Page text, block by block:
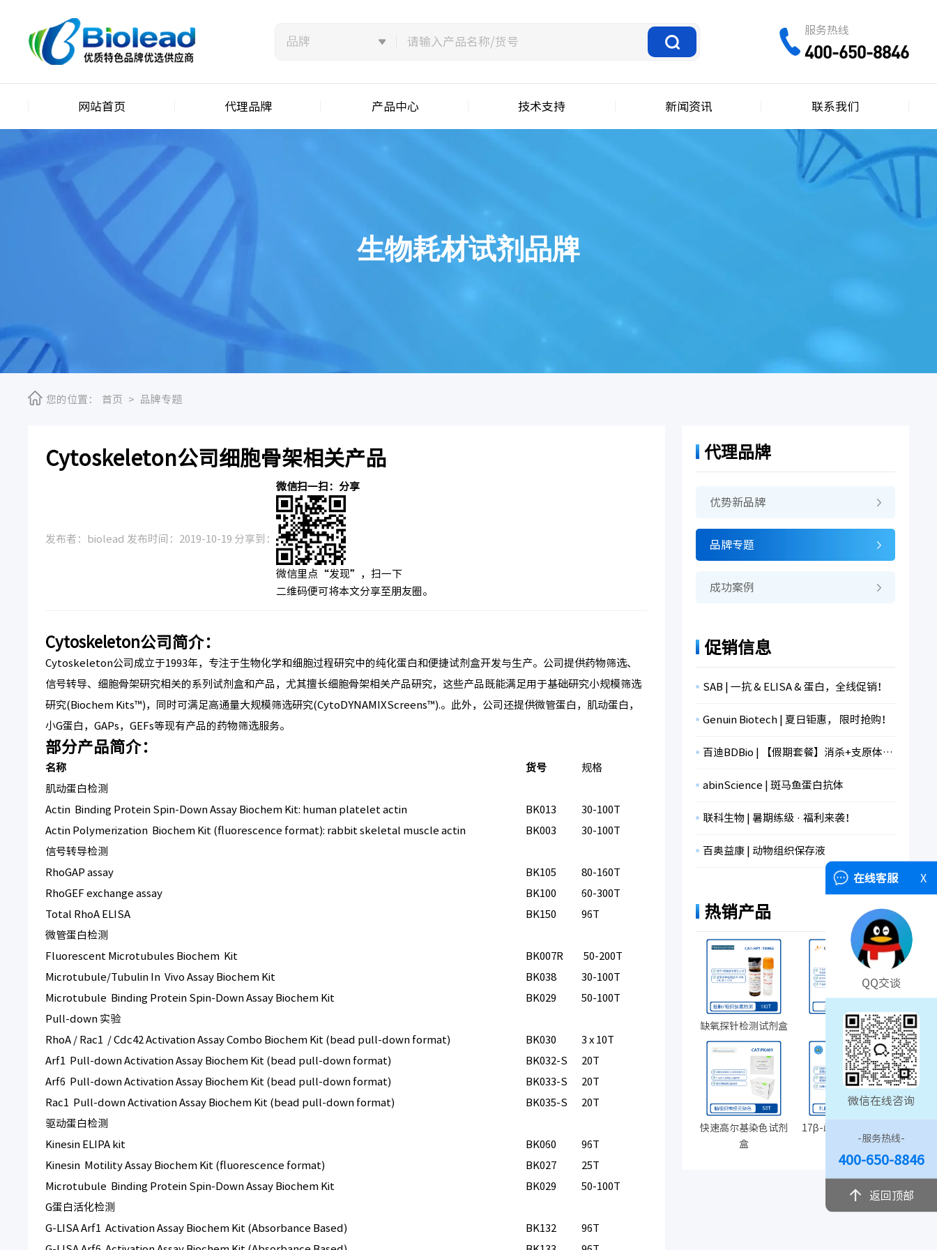
服务热线
400-650-8846
网站首页 代理品牌 产品中心 技术支持 新闻资讯 联系我们
生物耗材试剂品牌
您的位置： 首页 > 品牌专题
Cytoskeleton公司细胞骨架相关产品
发布者：biolead 发布时间：2019-10-19 分享到：
微信扫一扫：分享
微信里点“发现”，扫一下
二维码便可将本文分享至朋友圈。
Cytoskeleton公司简介：
Cytoskeleton公司成立于1993年，专注于生物化学和细胞过程研究中的纯化蛋白和便捷试剂盒开发与生产。公司提供药物筛选、
信号转导、细胞骨架研究相关的系列试剂盒和产品，尤其擅长细胞骨架相关产品研究，这些产品既能满足用于基础研究小规模筛选
研究(Biochem Kits™)，同时可满足高通量大规模筛选研究(CytoDYNAMIXScreens™).。此外，公司还提供微管蛋白，肌动蛋白，
小G蛋白，GAPs，GEFs等现有产品的药物筛选服务。
部分产品简介：
名称 货号
规格
肌动蛋白检测
Actin Binding Protein Spin-Down Assay Biochem Kit: human platelet actin
BK013
30-100T
Actin Polymerization Biochem Kit (fluorescence format): rabbit skeletal muscle actin
BK003
30-100T
信号转导检测
RhoGAP assay
BK105
80-160T
RhoGEF exchange assay
BK100
60-300T
Total RhoA ELISA
BK150
96T
微管蛋白检测
Fluorescent Microtubules Biochem Kit
BK007R
50-200T
Microtubule/Tubulin In Vivo Assay Biochem Kit
BK038
30-100T
Microtubule Binding Protein Spin-Down Assay Biochem Kit
BK029
50-100T
Pull-down 实验
RhoA / Rac1 / Cdc42 Activation Assay Combo Biochem Kit (bead pull-down format)
BK030
3 x 10T
Arf1 Pull-down Activation Assay Biochem Kit (bead pull-down format)
BK032-S
20T
Arf6 Pull-down Activation Assay Biochem Kit (bead pull-down format)
BK033-S
20T
Rac1 Pull-down Activation Assay Biochem Kit (bead pull-down format)
BK035-S
20T
驱动蛋白检测
Kinesin ELIPA kit
BK060
96T
Kinesin Motility Assay Biochem Kit (fluorescence format)
BK027
25T
Microtubule Binding Protein Spin-Down Assay Biochem Kit
BK029
50-100T
G蛋白活化检测
G-LISA Arf1 Activation Assay Biochem Kit (Absorbance Based)
BK132
96T
代理品牌
优势新品牌
品牌专题
成功案例
促销信息
SAB | 一抗 & ELISA & 蛋白，全线促销！
Genuin Biotech | 夏日钜惠， 限时抢购！
百迪BDBio | 【假期套餐】消杀+支原体检测+冻存，限时折扣！
abinScience | 斑马鱼蛋白抗体
联科生物 | 暑期练级 · 福利来袭！
百奥益康 | 动物组织保存液
热销产品
缺氧探针检测试剂盒 人AB血清
快速高尔基染色试剂
盒
17β-雌二醇缓释药片
在线客服 X
QQ交谈
微信在线咨询
-服务热线-
400-650-8846
返回顶部